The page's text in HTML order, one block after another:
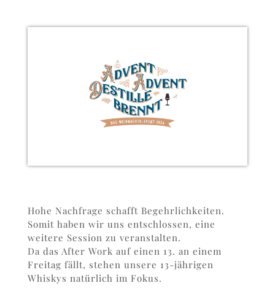
Hohe Nachfrage schafft Begehrlichkeiten.
Somit haben wir uns entschlossen, eine
weitere Session zu veranstalten.
Da das After Work auf einen 13. an einem
Freitag fällt, stehen unsere 13-jährigen
Whiskys natürlich im Fokus.